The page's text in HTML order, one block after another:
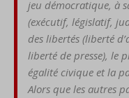
jeu démocratique, à
(exécutif, législatif, ju
des libertés (liberté
liberté de presse), le
égalité civique et la
Alors que les autres